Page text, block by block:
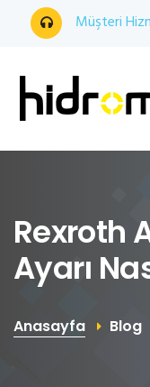
Müşteri
Rexroth
Ayarı
Anasayfa Blog